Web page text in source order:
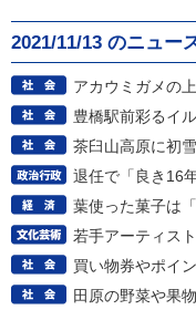
2021/11/13 のニュー
アカウミガメの
豊橋駅前彩るイ
茶臼山高原に初雪
退任で「良き16
葉使った菓子は「
若手アーティス
買い物券やポイ
田原の野菜や果